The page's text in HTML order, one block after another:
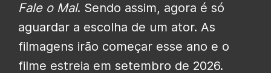
Fale o Mal. Sendo assim, agora é só
aguardar a escolha de um ator. As
filmagens irão começar esse ano e o
filme estreia em setembro de 2026.